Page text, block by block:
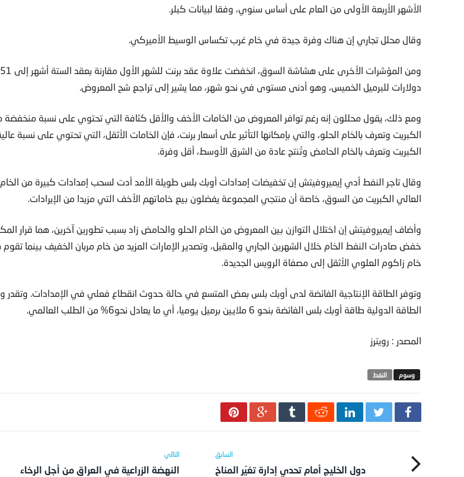
الأشهر الأربعة الأولى من العام على أساس سنوي، وفقا لبيانات كبلر.
وقال محلل تجاري إن هناك وفرة جيدة في خام غرب تكساس الوسيط الأميركي.
ومن المؤشرات الأخرى على هشاشة السوق، انخفضت علاوة
دولارات للبرميل الخميس، وهو أدنى مستوى في نحو شهر، مما يشير إلى تراجع شح المعروض.
ومع ذلك، يقول محللون إنه رغم توافر المعروض من الخامات الأخف والأقل كثافة التي تحتوي على نسبة منخفضة
الكبريت وتعرف بالخام الحلو، والتي بإمكانها التأثير على أسعار برنت، فإن الخامات الأثقل، التي تحتوي على نسبة
الكبريت وتعرف بالخام الحامض وتُنتج عادة من الشرق الأوسط، أقل وفرة.
وقال تاجر النفط أدي إيميروفيتش إن تخفيضات إمدادات أوبك بلس طويلة الأمد أدت لسحب إمدادات كبيرة من الخام
العالي الكبريت من السوق، خاصة أن منتجي المجموعة يفضلون بيع خاماتهم الأخف التي مزيدا من الإيرادات.
وأضاف إيميروفيتش إن اختلال التوازن بين المعروض من الخام الحلو والحامض زاد بسبب تطورين آخرين، هما قرار
خفض صادرات النفط الخام خلال الشهرين الجاري والمقبل، وتصدير الإمارات المزيد من خام مربان الخفيف بينما تقوم
خام زاكوم العلوي الأثقل إلى مصفاة الرويس الجديدة.
وتوفر الطاقة الإنتاجية الفائضة لدى أوبك بلس بعض المتسع في حالة حدوث انقطاع فعلي في الإمدادات. وتقدر
الطاقة الدولية طاقة أوبك بلس الفائضة بنحو 6 ملايين برميل يوميا، أي ما يعادل نحو6% من الطلب العالمي.
المصدر : رويترز
النفط
دول الخليج أمام تحدي إدارة تغيّر المناخ
النهضة الزراعية في العراق من أجل الرخاء